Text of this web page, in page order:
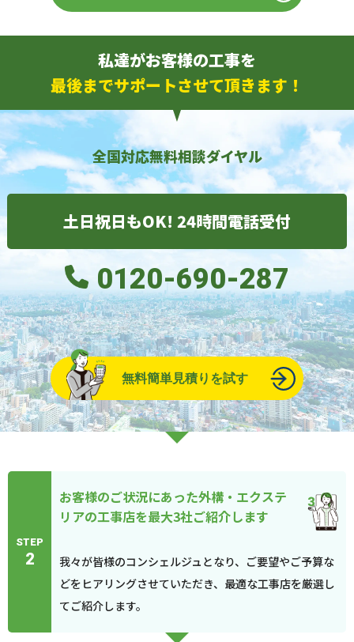
私達がお客様の工事を
最後までサポートさせて頂きます！
全国対応無料相談ダイヤル
土日祝日もOK! 24時間電話受付
0120-690-287
無料簡単見積りを試す
STEP
2
お客様のご状況にあった外構・エクステ
リアの工事店を最大3社ご紹介します
我々が皆様のコンシェルジュとなり、ご要望やご予算な
どをヒアリングさせていただき、最適な工事店を厳選し
てご紹介します。